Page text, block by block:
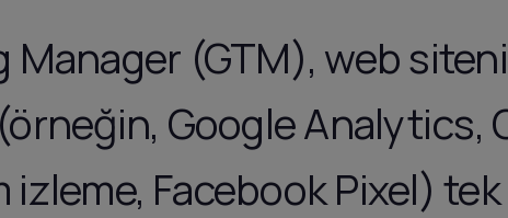
Manager (GTM), web
Google Analytics,
Facebook Pixel)